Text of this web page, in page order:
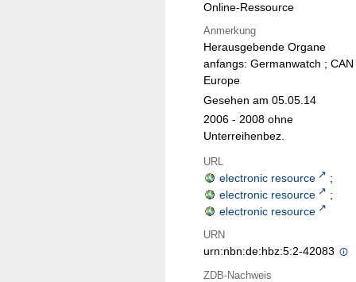
Online-Ressource
Anmerkung
Herausgebende Organe
anfangs: Germanwatch ; CAN
Europe
Gesehen am 05.05.14
2006 - 2008 ohne
Unterreihenbez.
URL
electronic resource
;
electronic resource
;
electronic resource
URN
urn:nbn:de:hbz:5:2-42083
ZDB-Nachweis